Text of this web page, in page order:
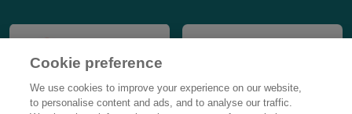
Cookie preference
We use cookies to improve your experience on our website,
to personalise content and ads, and to analyse our traffic.